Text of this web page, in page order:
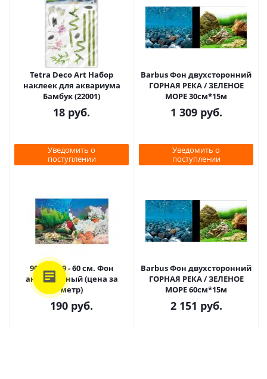
Tetra Deco Art Набор
наклеек для аквариума
Бамбук (22001)
18 руб.
Уведомить о
поступлении
Barbus Фон двухсторонний
ГОРНАЯ РЕКА / ЗЕЛЕНОЕ
МОРЕ 30см*15м
1 309руб.
Уведомить о
поступлении
9019/9029 - 60 см. Фон
аквариумный (цена за
метр)
190 руб.
Barbus Фон двухсторонний
ГОРНАЯ РЕКА / ЗЕЛЕНОЕ
МОРЕ 60см*15м
2 151 руб.